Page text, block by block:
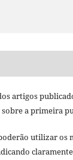
artigos
a primeira
utilizar os